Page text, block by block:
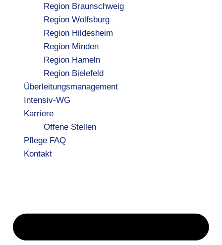
Region Braunschweig
Region Wolfsburg
Region Hildesheim
Region Minden
Region Hameln
Region Bielefeld
Überleitungsmanagement
Intensiv-WG
Karriere
Offene Stellen
Pflege FAQ
Kontakt